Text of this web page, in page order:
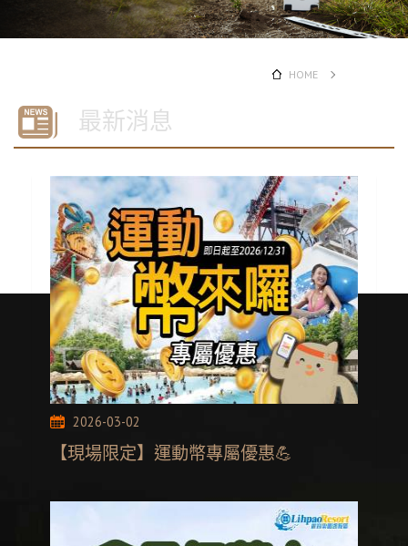
HOME
最新消息
2026-03-02
【現場限定】運動幣專屬優惠💪